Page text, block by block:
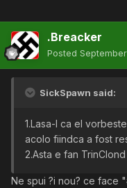
.Breacker
Posted
SickSpawn said:
1.Lasa-l ca el
acolo fiindca a fost
2.Asta e fan
Ne spui ?i nou? ce face